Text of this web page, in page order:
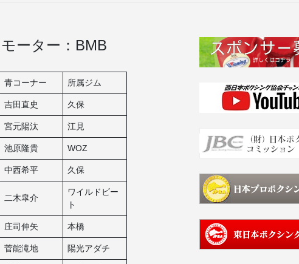
ーター：BMB
青コーナー 所属ジム
吉田直史 久保
宮元陽汰 江見
池原隆貴 WOZ
中西希平 久保
二木皐介
ワイルドビー
ト
庄司伸矢 本橋
菅能滝地 陽光アダチ